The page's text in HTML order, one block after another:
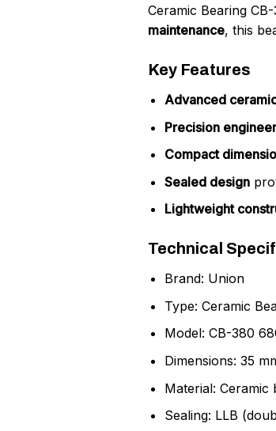
Ceramic Bearing
maintenance, this
Key Features
Advanced
Precision
Compact
Sealed design
Lightweight
Technical
Brand: Union
Type: Ceramic
Model: CB-380
Dimensions: 35
Material: Ceramic
Sealing: LLB